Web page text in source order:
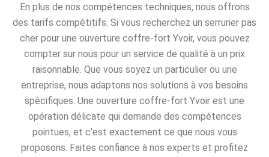
En plus de nos compétences techniques, nous offrons
des tarifs compétitifs. Si vous recherchez un serrurier pas
cher pour une ouverture coffre-fort Yvoir, vous pouvez
compter sur nous pour un service de qualité à un prix
raisonnable. Que vous soyez un particulier ou une
entreprise, nous adaptons nos solutions à vos besoins
spécifiques. Une ouverture coffre-fort Yvoir est une
opération délicate qui demande des compétences
pointues, et c’est exactement ce que nous vous
proposons. Faites confiance à nos experts et profitez